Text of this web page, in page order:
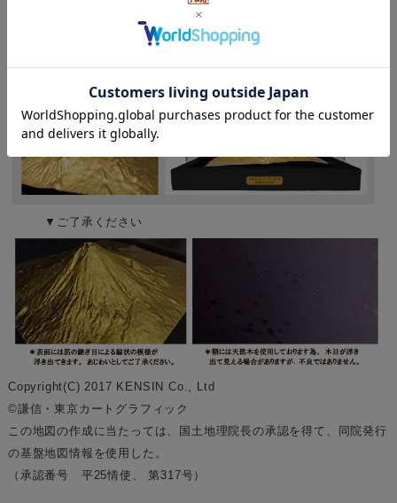
時間の経過によって味わいが増す作品です。
▼ご了承ください
Copyright(C) 2017 KENSIN Co., Ltd
©謙信・東京カートグラフィック
この地図の作成に当たっては、国土地理院長の承認を得て、同院発行
の基盤地図情報を使用した。
（承認番号 平25情使、 第317号）